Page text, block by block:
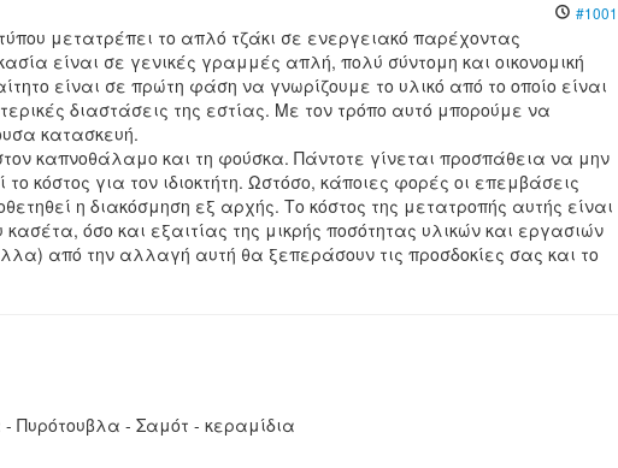
#1001
μετατρέπει το απλό τζάκι σε ενεργειακό παρέχοντας
είναι σε γενικές γραμμές απλή, πολύ σύντομη και οικονομική
είναι σε πρώτη φάση να γνωρίζουμε το υλικό από το οποίο είναι
διαστάσεις της εστίας. Με τον τρόπο αυτό μπορούμε να
κατασκευή.
καπνοθάλαμο και τη φούσκα. Πάντοτε γίνεται προσπάθεια να μην
κόστος για τον ιδιοκτήτη. Ωστόσο, κάποιες φορές οι επεμβάσεις
η διακόσμηση εξ αρχής. Το κόστος της μετατροπής αυτής είναι
όσο και εξαιτίας της μικρής ποσότητας υλικών και εργασιών
από την αλλαγή αυτή θα ξεπεράσουν τις προσδοκίες σας και το
Πυρότουβλα - Σαμότ - κεραμίδια